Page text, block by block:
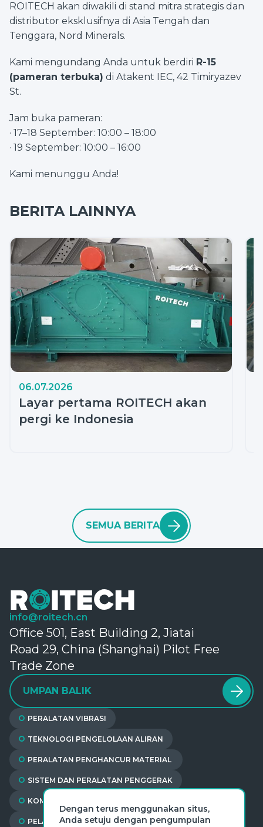
ROITECH akan diwakili di stand mitra strategis dan
distributor eksklusifnya di Asia Tengah dan
Tenggara, Nord Minerals.
Kami mengundang Anda untuk berdiri R-15
(pameran terbuka) di Atakent IEC, 42 Timiryazev
St.
Jam buka pameran:
· 17–18 September: 10:00 – 18:00
· 19 September: 10:00 – 16:00
Kami menunggu Anda!
BERITA LAINNYA
06.07.2026
Layar pertama ROITECH akan
pergi ke Indonesia
SEMUA BERITA
info@roitech.cn
Office 501, East Building 2, Jiatai
Road 29, China (Shanghai) Pilot Free
Trade Zone
UMPAN BALIK
PERALATAN VIBRASI
TEKNOLOGI PENGELOLAAN ALIRAN
PERALATAN PENGHANCUR MATERIAL
SISTEM DAN PERALATAN PENGGERAK
KOMPONEN KONVEYOR
PELAPIS MILL
Dengan terus menggunakan situs,
Anda setuju dengan pengumpulan